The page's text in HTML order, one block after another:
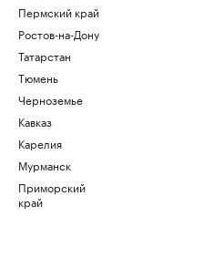
Пермский край
Ростов-на-Дону
Татарстан
Тюмень
Черноземье
Кавказ
Карелия
Мурманск
Приморский
край